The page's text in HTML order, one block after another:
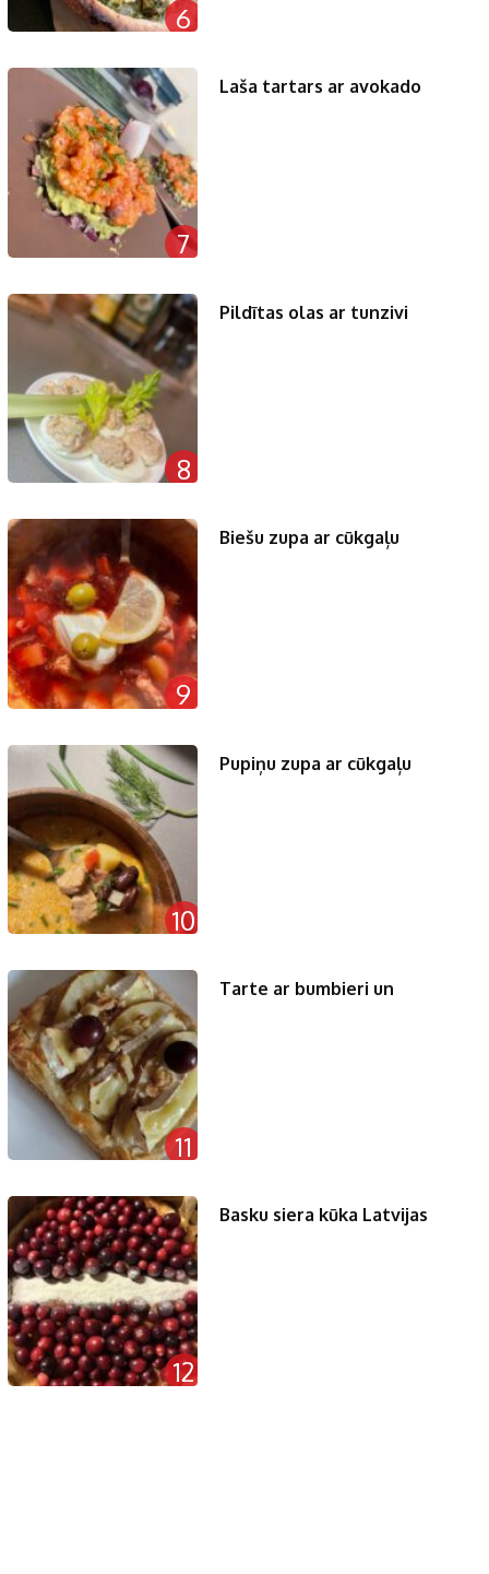
6
7
Laša tartars ar avokado
8
Pildītas olas ar tunzivi
9
Biešu zupa ar cūkgaļu
10
Pupiņu zupa ar cūkgaļu
11
Tarte ar bumbieri un
12
Basku siera kūka Latvijas